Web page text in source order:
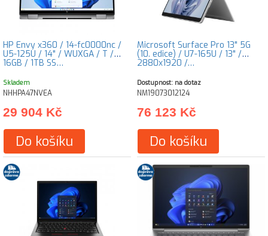
HP Envy x360 / 14-fc0000nc /
U5-125U / 14" / WUXGA / T /
16GB / 1TB SS…
Skladem
NHHPA47NVEA
29 904 Kč
Do košíku
Microsoft Surface Pro 13" 5G
(10. edice) / U7-165U / 13" /
2880x1920 /…
Dostupnost: na dotaz
NM19073012124
76 123 Kč
Do košíku